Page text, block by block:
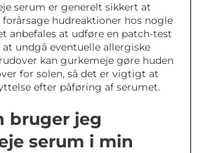
serum er generelt sikkert at
forårsage hudreaktioner hos nogle
anbefales at udføre en patch-test
undgå eventuelle allergiske
kan gurkemeje gøre huden
for solen, så det er vigtigt at
efter påføring af serumet.
bruger jeg
serum i min